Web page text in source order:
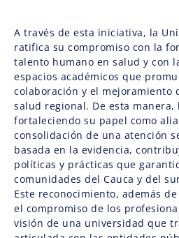
A través de esta iniciativa, la
ratifica su compromiso con la
talento humano en salud y con
espacios académicos que
colaboración y el mejoramiento
salud regional. De esta
fortaleciendo su papel como
consolidación de una atención
basada en la evidencia,
políticas y prácticas que
comunidades del Cauca y del
Este reconocimiento, además
el compromiso de los
visión de una universidad que